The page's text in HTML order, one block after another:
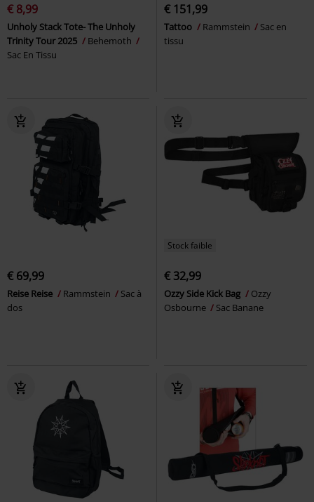
€ 8,99
Unholy Stack Tote- The Unholy
Trinity Tour 2025
Behemoth
Sac En Tissu
€ 151,99
Tattoo Rammstein
Sac en
tissu
€ 69,99
Reise Reise Rammstein
Sac à
dos
Stock faible
€ 32,99
Ozzy Side Kick Bag
Ozzy
Osbourne
Sac Banane